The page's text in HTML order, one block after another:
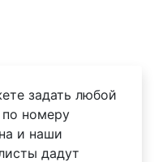
задать любой
номеру
и наши
дадут